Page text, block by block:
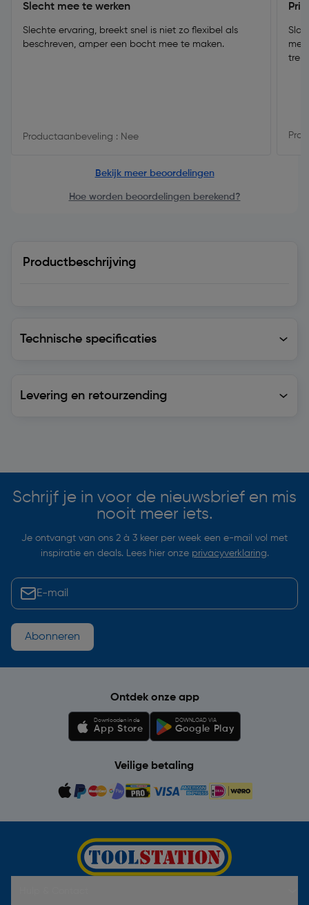
Slecht mee te werken
Slechte ervaring, breekt snel is niet zo flexibel als
beschreven, amper een bocht mee te maken.
Productaanbeveling : Nee
Bekijk meer beoordelingen
Hoe worden beoordelingen berekend?
Productbeschrijving
Technische specificaties
Levering en retourzending
Schrijf je in voor de nieuwsbrief en mis
nooit meer iets.
Je ontvangt van ons 2 à 3 keer per week een e-mail vol met
inspiratie en deals. Lees hier onze privacyverklaring.
Abonneren
Ontdek onze app
Downloaden in de
App Store
DOWNLOAD VIA
Google Play
Veilige betaling